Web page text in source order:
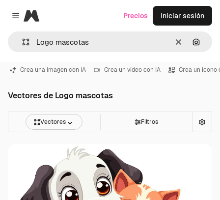
Close menu
Magnific
Borrar
Precios Iniciar sesión
Crea una imagen con IA Crea un vídeo con IA Crea un icono
Vectores de Logo mascotas
Vectores Filtros